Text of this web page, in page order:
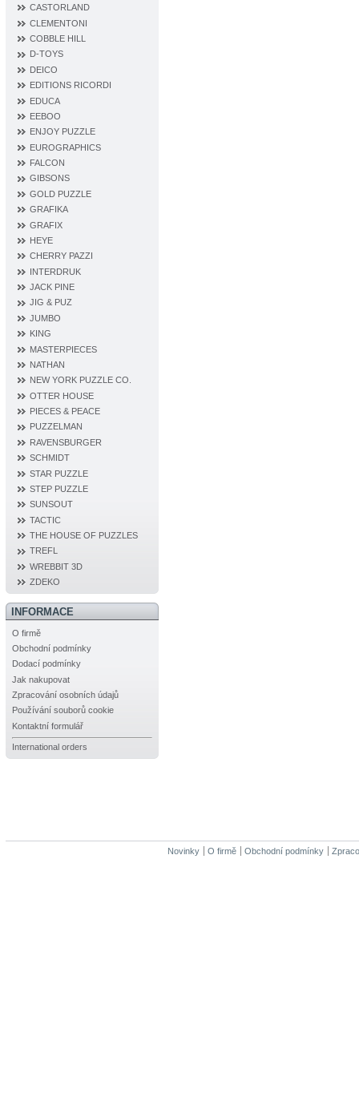
CASTORLAND
CLEMENTONI
COBBLE HILL
D‐TOYS
DEICO
EDITIONS RICORDI
EDUCA
EEBOO
ENJOY PUZZLE
EUROGRAPHICS
FALCON
GIBSONS
GOLD PUZZLE
GRAFIKA
GRAFIX
HEYE
CHERRY PAZZI
INTERDRUK
JACK PINE
JIG & PUZ
JUMBO
KING
MASTERPIECES
NATHAN
NEW YORK PUZZLE CO.
OTTER HOUSE
PIECES & PEACE
PUZZELMAN
RAVENSBURGER
SCHMIDT
STAR PUZZLE
STEP PUZZLE
SUNSOUT
TACTIC
THE HOUSE OF PUZZLES
TREFL
WREBBIT 3D
ZDEKO
INFORMACE
O firmě
Obchodní podmínky
Dodací podmínky
Jak nakupovat
Zpracování osobních údajů
Používání souborů cookie
Kontaktní formulář
International orders
Novinky O firmě Obchodní podmínky